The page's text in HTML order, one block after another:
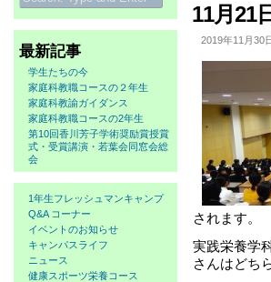
最新記事
学生たちの今
家庭科教職コースの２年生
家庭科教諭ガイダンス
家庭科教職コースの2年生
第10回香川芳子学術奨励賞授賞
式・受賞講演・若葉会同窓会総
会
1年生フレッシュマンキャンプ
Q&A コーナー
イベントのお知らせ
キャンパスライフ
ニュース
健康スポーツ栄養コース
11月21
2019年11月30
されます。
実践栄養学
さんはどち